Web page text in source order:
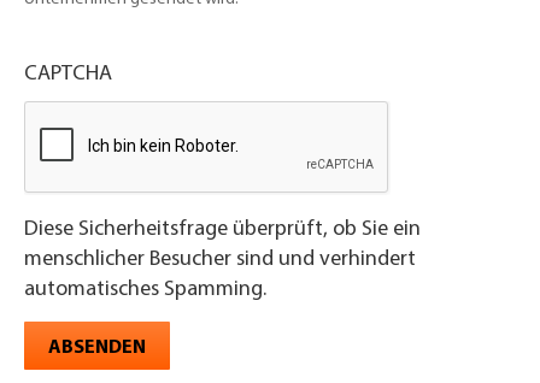
CAPTCHA
Diese Sicherheitsfrage überprüft, ob Sie ein
menschlicher Besucher sind und verhindert
automatisches Spamming.
ABSENDEN